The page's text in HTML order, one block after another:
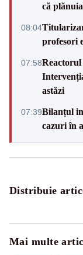
că
08:04
profesori
07:58Reactorul
astăzi
07:39Bilanțul
cazuri în
Distribuie
Mai multe